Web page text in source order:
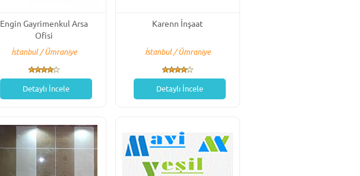
Engin Gayrimenkul Arsa
Ofisi
İstanbul / Ümraniye
Detaylı İncele
Karenn İnşaat
İstanbul / Ümraniye
Detaylı İncele